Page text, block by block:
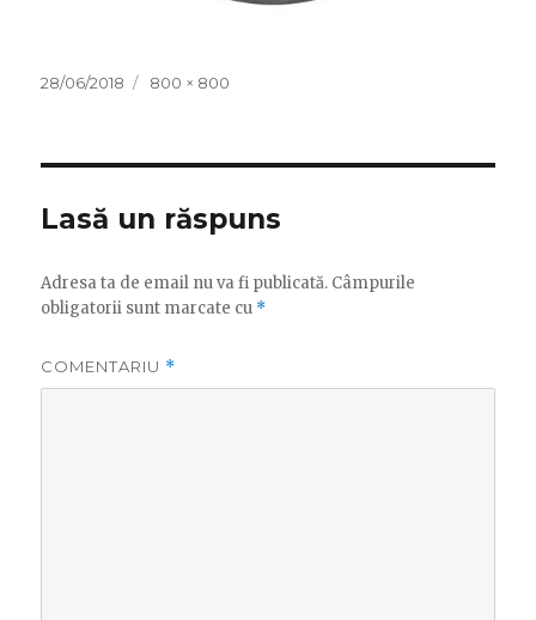
Publicat
28/06/2018
Dimensiune
800 × 800
Lasă un răspuns
Adresa ta de email nu va fi publicată. Câmpurile
obligatorii sunt marcate cu *
COMENTARIU *